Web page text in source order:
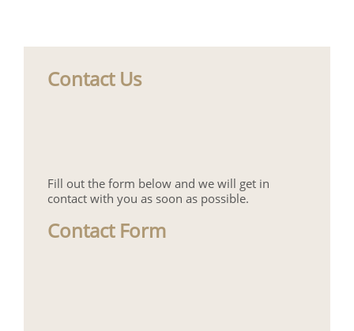
Contact Us
Fill out the form below and we will get in
contact with you as soon as possible.
Contact Form